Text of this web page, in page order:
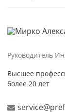
Руководитель
Высшее
более 20 лет